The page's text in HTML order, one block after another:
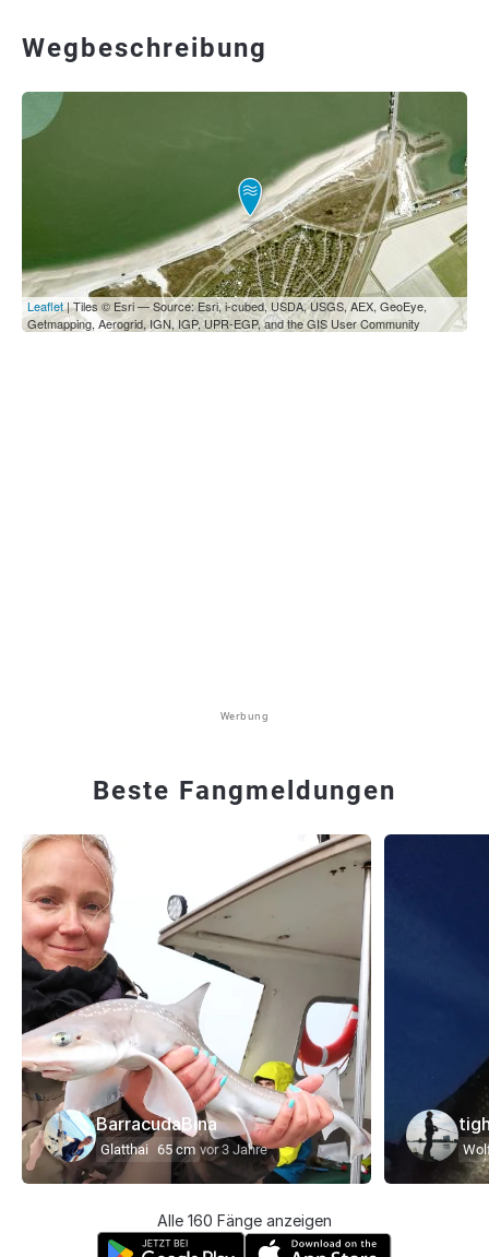
Wegbeschreibung
Leaflet| Tiles © Esri — Source: Esri, i-cubed, USDA, USGS, AEX, GeoEye,
Getmapping, Aerogrid, IGN, IGP, UPR-EGP, and the GIS User Community
Werbung
Beste Fangmeldungen
BarracudaBina
Glatthai 65 cm vor 3 Jahre
Alle 160 Fänge anzeigen